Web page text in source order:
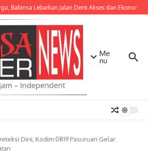
Babinsa Lebarkan Jalan Demi Akses dan Ekonomi
Me
nu
Dini, Kodim 0819 Pasuruan Gelar